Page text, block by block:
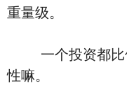
重量级。
一个投资都比
性嘛。